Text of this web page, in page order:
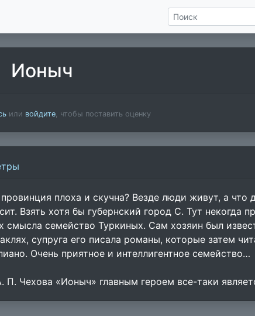
Ионыч
или войдите, чтобы поставить оценку
плоха и скучна? Везде люди живут, а что
Взять хотя бы губернский город С. Тут некогда
смысла семейство Туркиных. Сам хозяин был
супруга его писала романы, которые затем
Очень приятное и интеллигентное семейство…
П. Чехова «Ионыч» главным героем все-таки